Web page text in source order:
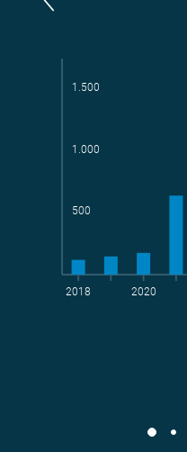
2018 2020
500
1.000
1.500